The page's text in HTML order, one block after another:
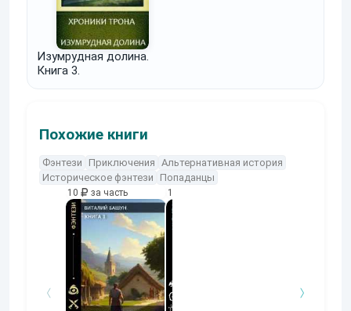
Изумрудная долина.
Книга 3.
Похожие книги
Фэнтези Приключения Альтернативная история
Историческое фэнтези
Попаданцы
10 за часть 10